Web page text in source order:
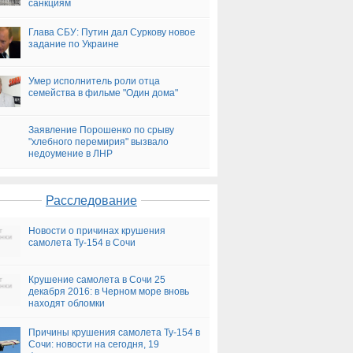
санкциям
Глава СБУ: Путин дал Суркову новое
задание по Украине
Умер исполнитель роли отца
семейства в фильме "Один дома"
Заявление Порошенко по срыву
"хлебного перемирия" вызвало
недоумение в ЛНР
Расследование
Новости о причинах крушения
самолета Ту-154 в Сочи
Крушение самолета в Сочи 25
декабря 2016: в Черном море вновь
находят обломки
Причины крушения самолета Ту-154 в
Сочи: новости на сегодня, 19